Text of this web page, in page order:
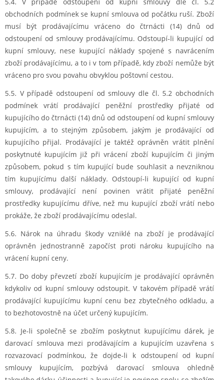
obchodních podmínek se kupní smlouva od počátku ruší. Zboží
musí být prodávajícímu vráceno do čtrnácti (14) dnů od
odstoupení od smlouvy prodávajícímu. Odstoupí-li kupující od
kupní smlouvy, nese kupující náklady spojené s navrácením
zboží prodávajícímu, a to i v tom případě, kdy zboží nemůže být
vráceno pro svou povahu obvyklou poštovní cestou.
5.5. V případě odstoupení od smlouvy dle čl. 5.2 obchodních
podmínek vrátí prodávající peněžní prostředky přijaté od
kupujícího do čtrnácti (14) dnů od odstoupení od kupní smlouvy
kupujícím, a to stejným způsobem, jakým je prodávající od
kupujícího přijal. Prodávající je taktéž oprávněn vrátit plnění
poskytnuté kupujícím již při vrácení zboží kupujícím či jiným
způsobem, pokud s tím kupující bude souhlasit a nevzniknou
tím kupujícímu další náklady. Odstoupí-li kupující od kupní
smlouvy, prodávající není povinen vrátit přijaté peněžní
prostředky kupujícímu dříve, než mu kupující zboží vrátí nebo
prokáže, že zboží prodávajícímu odeslal.
5.6. Nárok na úhradu škody vzniklé na zboží je prodávající
oprávněn jednostranně započíst proti nároku kupujícího na
vrácení kupní ceny.
5.7. Do doby převzetí zboží kupujícím je prodávající oprávněn
kdykoliv od kupní smlouvy odstoupit. V takovém případě vrátí
prodávající kupujícímu kupní cenu bez zbytečného odkladu, a
to bezhotovostně na účet určený kupujícím.
5.8. Je-li společně se zbožím poskytnut kupujícímu dárek, je
darovací smlouva mezi prodávajícím a kupujícím uzavřena s
rozvazovací podmínkou, že dojde-li k odstoupení od kupní
smlouvy kupujícím, pozbývá darovací smlouva ohledně